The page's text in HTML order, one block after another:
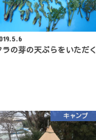
ラの芽の天ぷらをいただく
キャンプ